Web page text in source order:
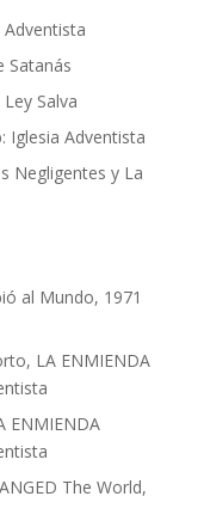
Satanás
Salva
Iglesia Adventista
Negligentes y La
al Mundo, 1971
LA ENMIENDA
ENMIENDA
The World,